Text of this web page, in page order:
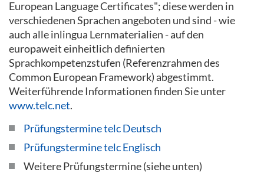
European Language Certificates"; diese werden in
verschiedenen Sprachen angeboten und sind - wie
auch alle inlingua Lernmaterialien - auf den
europaweit einheitlich definierten
Sprachkompetenzstufen (Referenzrahmen des
Common European Framework) abgestimmt.
Weiterführende Informationen finden Sie unter
www.telc.net.
Prüfungstermine telc Deutsch
Prüfungstermine telc Englisch
Weitere Prüfungstermine (siehe unten)